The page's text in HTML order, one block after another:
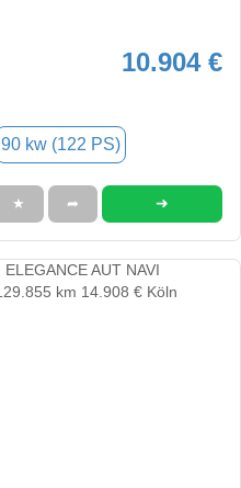
10.904 €
90 kw (122 PS)
★ ➦ ➜